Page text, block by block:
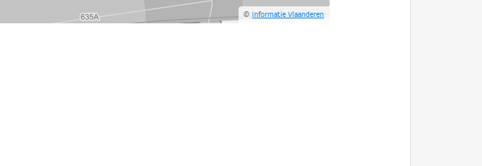
©Informatie Vlaanderen